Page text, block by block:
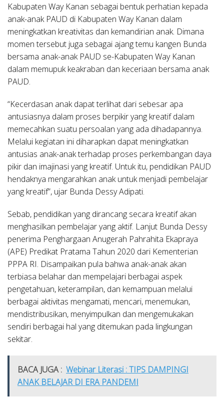
Kabupaten Way Kanan sebagai bentuk perhatian kepada
anak-anak PAUD di Kabupaten Way Kanan dalam
meningkatkan kreativitas dan kemandirian anak. Dimana
momen tersebut juga sebagai ajang temu kangen Bunda
bersama anak-anak PAUD se-Kabupaten Way Kanan
dalam memupuk keakraban dan keceriaan bersama anak
PAUD.
“Kecerdasan anak dapat terlihat dari sebesar apa
antusiasnya dalam proses berpikir yang kreatif dalam
memecahkan suatu persoalan yang ada dihadapannya.
Melalui kegiatan ini diharapkan dapat meningkatkan
antusias anak-anak terhadap proses perkembangan daya
pikir dan imajinasi yang kreatif. Untuk itu, pendidikan PAUD
hendaknya mengarahkan anak untuk menjadi pembelajar
yang kreatif”, ujar Bunda Dessy Adipati.
Sebab, pendidikan yang dirancang secara kreatif akan
menghasilkan pembelajar yang aktif. Lanjut Bunda Dessy
penerima Penghargaan Anugerah Pahrahita Ekapraya
(APE) Predikat Pratama Tahun 2020 dari Kementerian
PPPA RI. Disampaikan pula bahwa anak-anak akan
terbiasa belahar dan mempelajari berbagai aspek
pengetahuan, keterampilan, dan kemampuan melalui
berbagai aktivitas mengamati, mencari, menemukan,
mendistribusikan, menyimpulkan dan mengemukakan
sendiri berbagai hal yang ditemukan pada lingkungan
sekitar.
BACA JUGA : Webinar Literasi : TIPS DAMPINGI
ANAK BELAJAR DI ERA PANDEMI